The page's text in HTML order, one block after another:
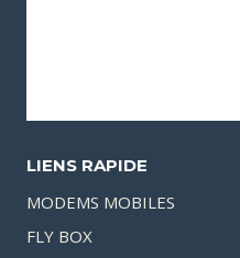
LIENS RAPIDE
MODEMS MOBILES
FLY BOX